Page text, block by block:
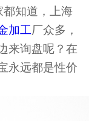
都知道，上海
加工厂众多，
来询盘呢？在
永远都是性价